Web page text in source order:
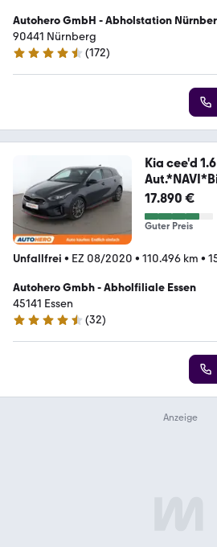
Autohero GmbH - Abholstation
90441 Nürnberg
4.5 Sterne
(172)
Kia cee'd
17.890 €
Guter Preis
Unfallfrei • EZ 08/2020 • 110.496 km •
Autohero Gmbh - Abholfiliale Essen
45141 Essen
4.7 Sterne
(32)